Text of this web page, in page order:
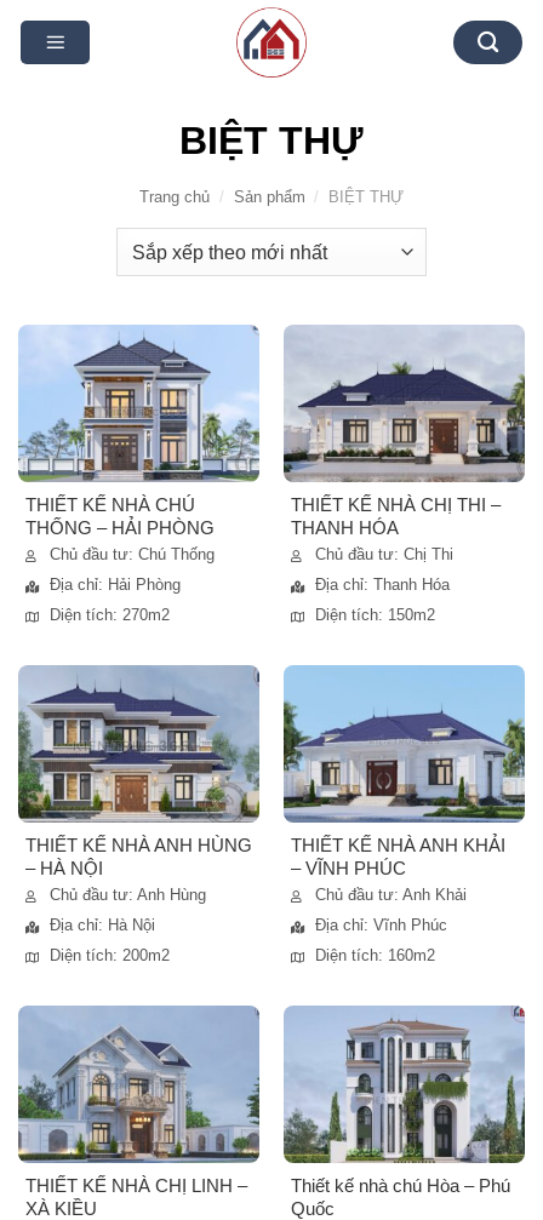
Bỏ
BIỆT THỰ
Trang chủ / Sản phẩm / BIỆT THỰ
THIẾT KẾ NHÀ CHÚ
THỐNG – HẢI PHÒNG
Chủ đầu tư: Chú Thống
Địa chỉ: Hải Phòng
Diện tích: 270m2
THIẾT KẾ NHÀ CHỊ THI –
THANH HÓA
Chủ đầu tư: Chị Thi
Địa chỉ: Thanh Hóa
Diện tích: 150m2
THIẾT KẾ NHÀ ANH HÙNG
– HÀ NỘI
Chủ đầu tư: Anh Hùng
Địa chỉ: Hà Nội
Diện tích: 200m2
THIẾT KẾ NHÀ ANH KHẢI
– VĨNH PHÚC
Chủ đầu tư: Anh Khải
Địa chỉ: Vĩnh Phúc
Diện tích: 160m2
THIẾT KẾ NHÀ CHỊ LINH –
XÀ KIỀU
Thiết kế nhà chú Hòa – Phú
Quốc